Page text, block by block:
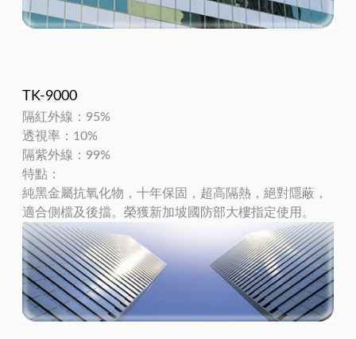
TK-9000
隔紅外線：95%
透視率：10%
隔紫外線：99%
特點：
純黑金屬抗氧化物，十年保固，超高隔熱，絕對隱蔽，
適合側檔及後擋。榮獲新加坡國防部大樓指定使用。